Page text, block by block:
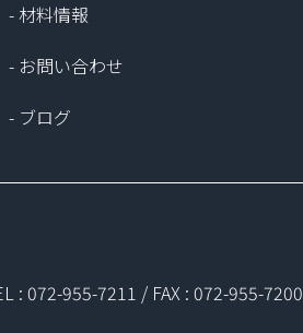
- 材料情報
- お問い合わせ
- ブログ
: 072-955-7211 / FAX : 072-955-7200